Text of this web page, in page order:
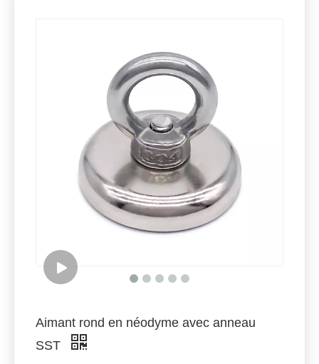
Aimant rond en néodyme avec anneau
SST